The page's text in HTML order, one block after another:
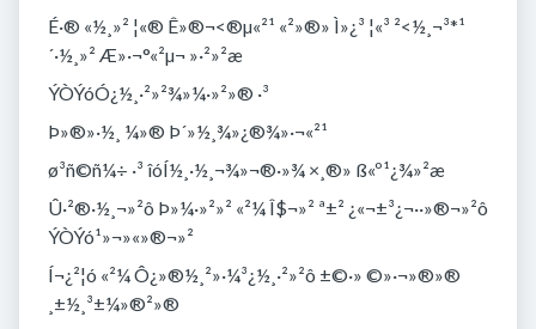
É·® ­«½¸»² ¦«® Ê»®­¬<®µ«²¹ «²­»®»­ Ì»¿³­ ¦«³ ²<½¸­¬³*¹
´·½¸»² Æ»·¬°«²µ¬ »·²»²æ
ÝÒÝóÓ¿­½¸·²»²¾»¼·»²»® ·³
Þ»®»·½¸ ¼»® Þ´»½¸¾»¿®¾»·¬«²¹
ø³ñ©ñ¼÷ ·³ îóÍ½¸·½¸¬¾»¬®·»¾ ×¸®» ß«º¹¿¾»²æ
Û·²®·½¸¬»²ô Þ»¼·»²»² «²¼ Î$­¬»² ª±² ¿«¬±³¿¬·­·»®¬»²ô
ÝÒÝó¹»­¬»«»®¬»²
Í¬¿²¦ó «²¼ Ô¿­»®­½¸²»·¼³¿­½¸·²»²ô ­±©·» ©»·¬»®»®
¸±½¸³±¼»®²»®